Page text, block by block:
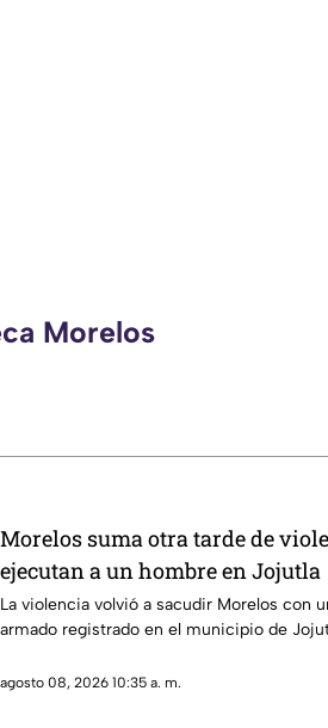
Morelos
Morelos suma otra tarde de
ejecutan a un hombre en Jojutla
La violencia volvió a sacudir Morelos con
armado registrado en el municipio de
agosto 08, 2026 10:35 a. m.